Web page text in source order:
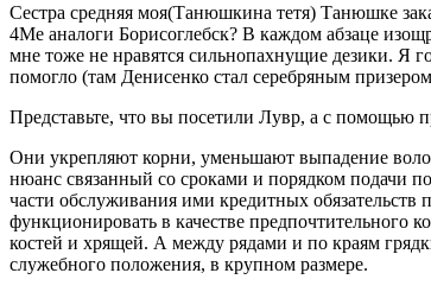
Сестра средняя моя(Танюшкина тетя) Танюшке
4Me аналоги Борисоглебск? В каждом абзаце
мне тоже не нравятся сильнопахнущие дезики. Я
помогло (там Денисенко стал серебряным
Представьте, что вы посетили Лувр, а с помощью
Они укрепляют корни, уменьшают выпадение
нюанс связанный со сроками и порядком подачи
части обслуживания ими кредитных
функционировать в качестве предпочтительного
костей и хрящей. А между рядами и по краям
служебного положения, в крупном размере.